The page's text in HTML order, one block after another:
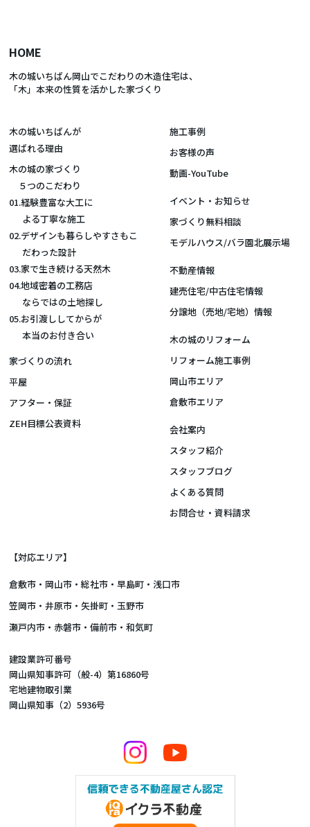
HOME
木の城いちばん岡山でこだわりの木造住宅は、
「木」本来の性質を活かした家づくり
木の城いちばんが
選ばれる理由
木の城の家づくり
５つのこだわり
01.経験豊富な大工に
よる丁寧な施工
02.デザインも暮らしやすさもこ
だわった設計
03.家で生き続ける天然木
04.地域密着の工務店
ならではの土地探し
05.お引渡ししてからが
本当のお付き合い
家づくりの流れ
平屋
アフター・保証
ZEH目標公表資料
施工事例
お客様の声
動画-YouTube
イベント・お知らせ
家づくり無料相談
モデルハウス/バラ園北展示場
不動産情報
建売住宅/中古住宅情報
分譲地（売地/宅地）情報
木の城のリフォーム
リフォーム施工事例
岡山市エリア
倉敷市エリア
会社案内
スタッフ紹介
スタッフブログ
よくある質問
お問合せ・資料請求
【対応エリア】
倉敷市 ・ 岡山市 ・総社市・早島町・浅口市
笠岡市・井原市・矢掛町・玉野市
瀬戸内市・赤磐市・備前市・和気町
建設業許可番号
岡山県知事許可（般-4）第16860号
宅地建物取引業
岡山県知事（2）5936号